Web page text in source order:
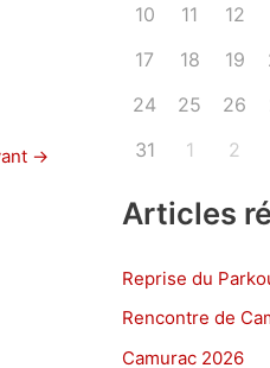
→
10
11 12
17
18 19
24
25 26
31
1 2
Articles
Reprise du
Rencontre de
Camurac 2026